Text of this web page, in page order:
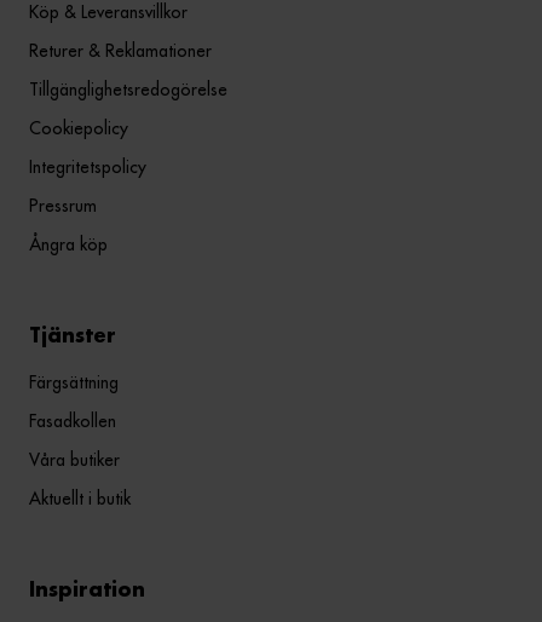
Köp & Leveransvillkor
Returer & Reklamationer
Tillgänglighetsredogörelse
Cookiepolicy
Integritetspolicy
Pressrum
Ångra köp
Tjänster
Färgsättning
Fasadkollen
Våra butiker
Aktuellt i butik
Inspiration